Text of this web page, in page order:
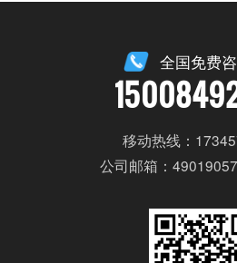
全国免费
移动热线：
公司邮箱：